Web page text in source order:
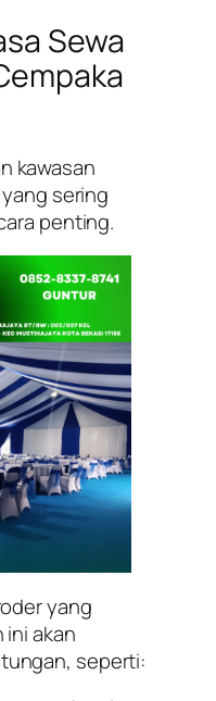
Sewa
kawasan
sering
penting.
yang
ini akan
seperti: